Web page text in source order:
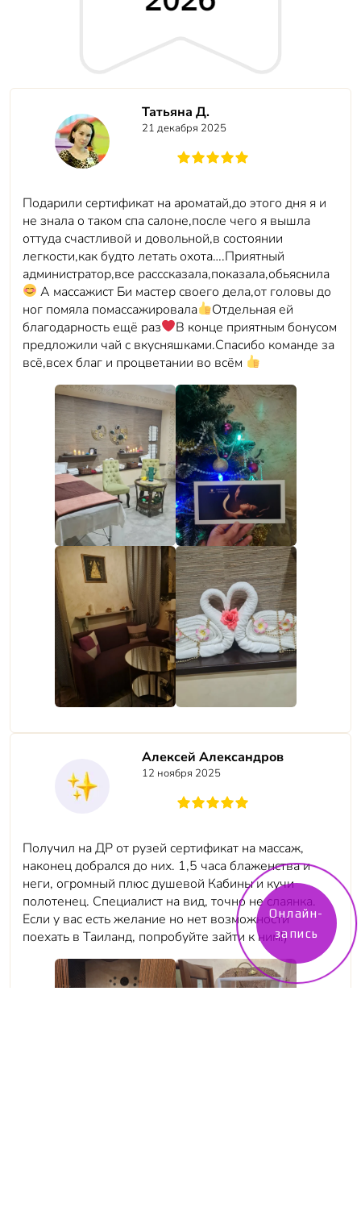
Татьяна Д.
21 декабря 2025
Подарили сертификат на ароматай,до этого дня я и
не знала о таком спа салоне,после чего я вышла
оттуда счастливой и довольной,в состоянии
легкости,как будто летать охота….Приятный
администратор,все расссказала,показала,обьяснила
А массажист Би мастер своего дела,от головы до
ног помяла помассажировала
Отдельная ей
благодарность ещё раз
В конце приятным бонусом
предложили чай с вкусняшками.Спасибо команде за
всё,всех благ и процветании во всём
Алексей Александров
12 ноября 2025
Получил на ДР от рузей сертификат на массаж,
наконец добрался до них. 1,5 часа блаженства и
неги, огромный плюс душевой Кабины и кучи
полотенец. Специалист на вид, точно не слаянка.
Если у вас есть желание но нет возможности
поехать в Таиланд, попробуйте зайти к ним!)
Онлайн-
запись